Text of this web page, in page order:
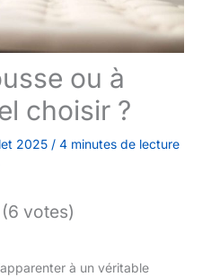
ou à
choisir ?
2025 / 4 minutes de lecture
votes)
à un véritable